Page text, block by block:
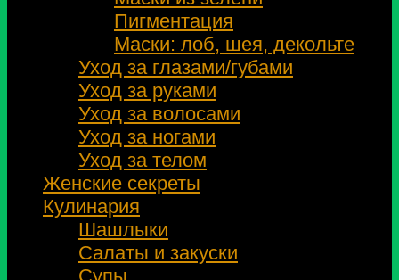
Пигментация
Маски: лоб, шея, декольте
Уход за глазами/губами
Уход за руками
Уход за волосами
Уход за ногами
Уход за телом
Женские секреты
Кулинария
Шашлыки
Салаты и закуски